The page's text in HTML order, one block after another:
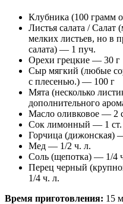
Клубника (100 грамм
Листья салата / Салат
мелких листьев, но в
салата) — 1 пуч.
Орехи грецкие — 30 г
Сыр мягкий (любые
с плесенью.) — 100 г
Мята (несколько
дополнительного
Масло оливковое — 2
Сок лимонный — 1 ст.
Горчица (дижонская)
Мед — 1/2 ч. л.
Соль (щепотка) — 1/4
Перец черный
1/4 ч. л.
Время приготовления: 15